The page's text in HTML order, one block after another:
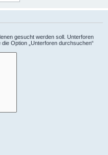
gesucht werden soll. Unterforen
Option „Unterforen durchsuchen“